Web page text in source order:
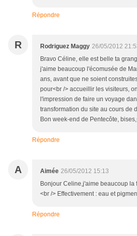
Répondre
R Rodriguez Maggy 26/05/2012
Bravo Céline, elle est belle ta
j'aime beaucoup l'écomusée de
ans, avant que ne soient
pour<br /> accueillir les visiteurs,
l'impression de faire un voyage
transformation du site au cours de
Bon week-end de Pentecôte,
Répondre
A Aimée 26/05/2012 15:13
Bonjour Celine,j'aime beaucoup
<br /> Effectivement : eau et
Répondre